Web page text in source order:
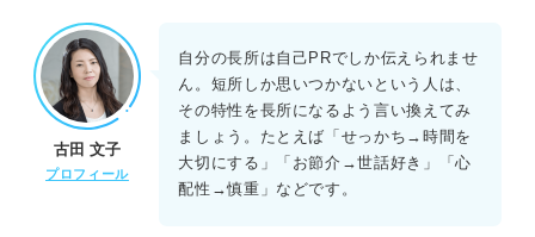
古田 文子
プロフィール
自分の長所は自己PRでしか伝えられませ
ん。短所しか思いつかないという人は、
その特性を長所になるよう言い換えてみ
ましょう。たとえば「せっかち→時間を
大切にする」「お節介→世話好き」「心
配性→慎重」などです。